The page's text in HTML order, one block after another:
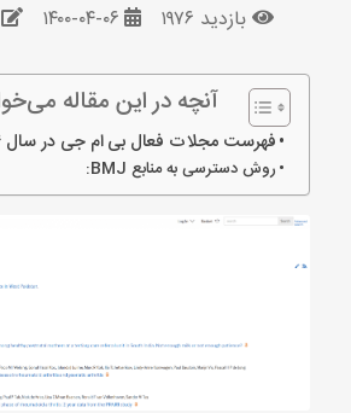
۱۴۰۰-۰۴-۰۶ بازدید ۱۹۷۶
آنچه در این مقاله
فهرست مجلات فعال بی ام جی در سال ۲۰۲۴ :
روش دسترسی به منابع BMJ: